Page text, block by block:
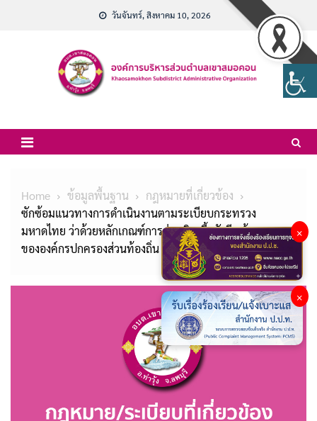
วันจันทร์, สิงหาคม 10, 2026
Home ข้อมูลพื้นฐาน
กฎหมายที่เกี่ยวข้อง
ซักซ้อมแนวทางการดำเนินงานตามระเบียบกระทรวง
มหาดไทย ว่าด้วยหลักเกณฑ์การจ่ายเงินเบี้ยยังชีพผู้สูงอายุ
ขององค์กรปกครองส่วนท้องถิ่น พ.ศ.2566
×
×